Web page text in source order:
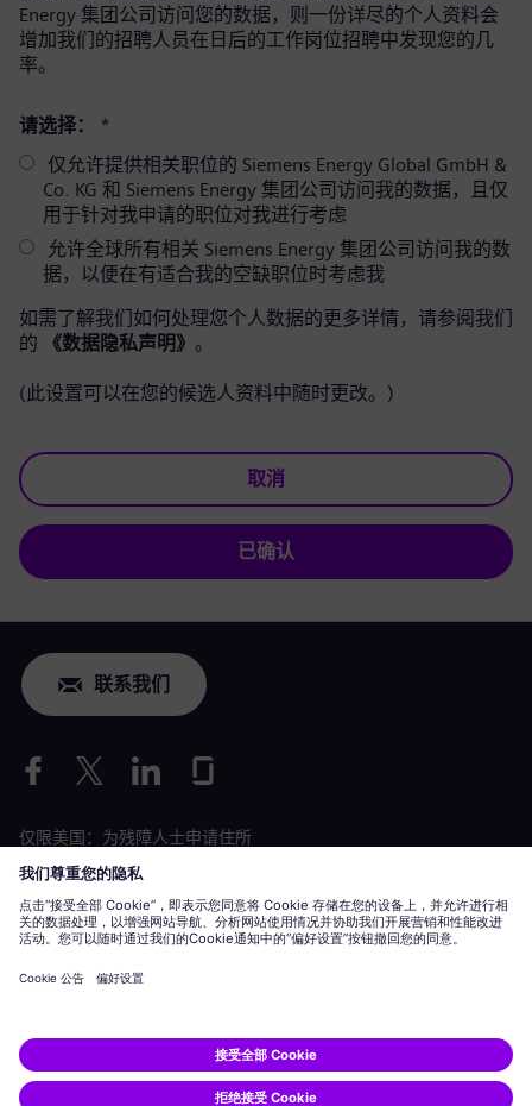
Energy 集团公司访问您的数据，则一份详尽的个人资料会
增加我们的招聘人员在日后的工作岗位招聘中发现您的几
率。
请选择：
*
仅允许提供相关职位的 Siemens Energy Global GmbH &
Co. KG 和 Siemens Energy 集团公司访问我的数据，且仅
用于针对我申请的职位对我进行考虑
允许全球所有相关 Siemens Energy 集团公司访问我的数
据，以便在有适合我的空缺职位时考虑我
如需了解我们如何处理您个人数据的更多详情，请参阅我们
的
《数据隐私声明》 。
(此设置可以在您的候选人资料中随时更改。)
取消
已确认
联系我们
仅限美国：为残障人士申请住所
劳工情况申请
Siemens Energy 是由 Siemens AG 授权的商标。